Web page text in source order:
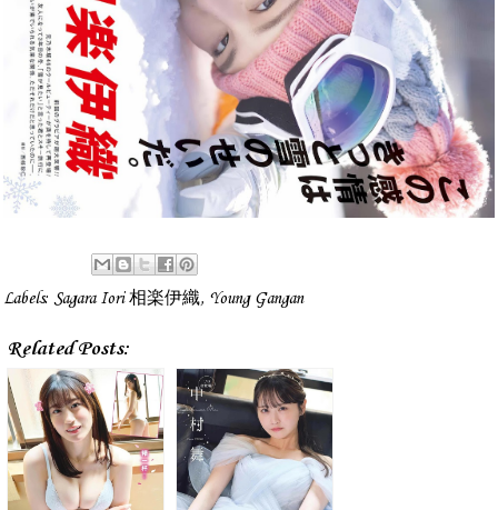
Labels: Sagara Iori 相楽伊織, Young Gangan
Related Posts: